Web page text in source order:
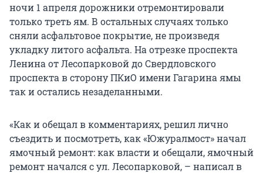
ночи 1 апреля дорожники отремонтировали
только треть ям. В остальных случаях только
сняли асфальтовое покрытие, не произведя
укладку литого асфальта. На отрезке проспекта
Ленина от Лесопарковой до Свердловского
проспекта в сторону ПКиО имени Гагарина ямы
так и остались незаделанными.
«Как и обещал в комментариях, решил лично
съездить и посмотреть, как «Южуралмост» начал
ямочный ремонт: как власти и обещали, ямочный
ремонт начался с ул. Лесопарковой, – написал в